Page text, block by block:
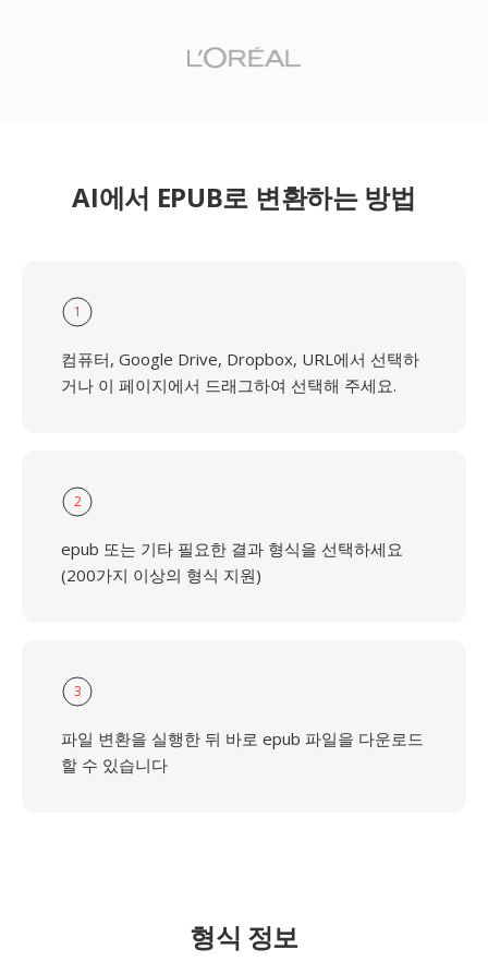
AI에서 EPUB로 변환하는 방법
1
컴퓨터, Google Drive, Dropbox, URL에서 선택하
거나 이 페이지에서 드래그하여 선택해 주세요.
2
epub 또는 기타 필요한 결과 형식을 선택하세요
(200가지 이상의 형식 지원)
3
파일 변환을 실행한 뒤 바로 epub 파일을 다운로드
할 수 있습니다
형식 정보